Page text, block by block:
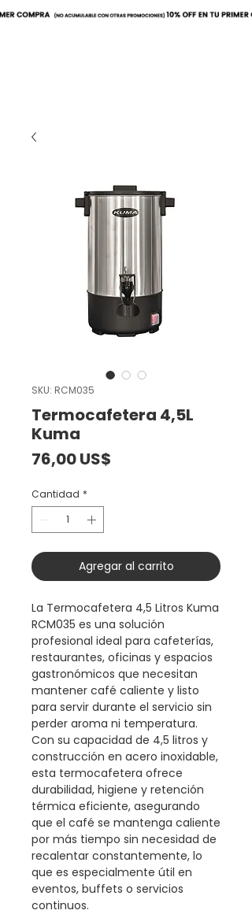
SKU: RCM035
Termocafetera 4,5L
Kuma
76,00 US$
Cantidad *
Agregar al carrito
La Termocafetera 4,5 Litros Kuma
RCM035 es una solución
profesional ideal para cafeterías,
restaurantes, oficinas y espacios
gastronómicos que necesitan
mantener café caliente y listo
para servir durante el servicio sin
perder aroma ni temperatura.
Con su capacidad de 4,5 litros y
construcción en acero inoxidable,
esta termocafetera ofrece
durabilidad, higiene y retención
térmica eficiente, asegurando
que el café se mantenga caliente
por más tiempo sin necesidad de
recalentar constantemente, lo
que es especialmente útil en
eventos, buffets o servicios
continuos.